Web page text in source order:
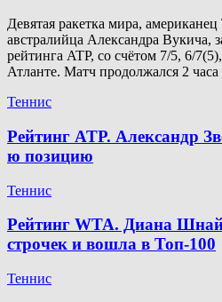
Девятая ракетка мира,
австралийца Александра Вукича,
рейтинга ATP, со счётом 7/5, 6/
Атланте. Матч продолжался 2
Теннис
Рейтинг ATP. Александр
ю позицию
Теннис
Рейтинг WTA. Диана
строчек и вошла в Топ-100
Теннис